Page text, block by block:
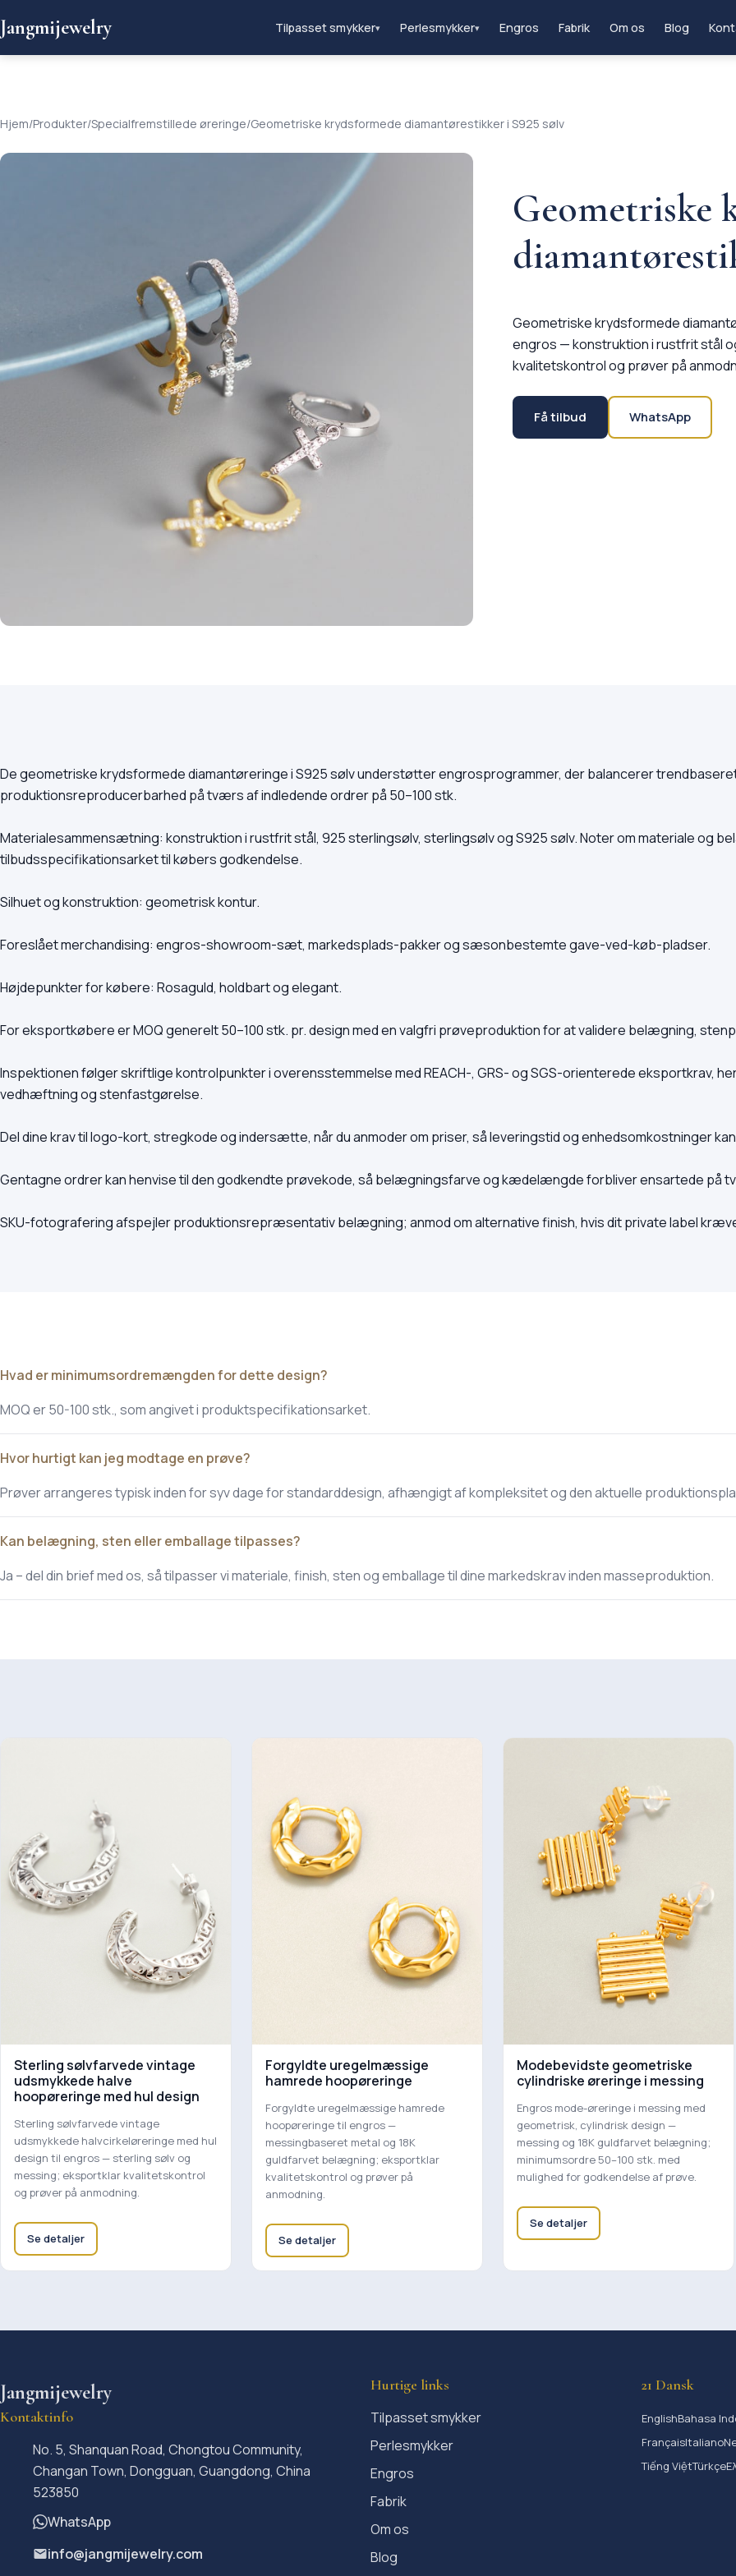
Jangmijewelry Tilpasset smykker▾ Perlesmykker▾ Engros Fabrik Om os Blog
Hjem/Produkter/Specialfremstillede øreringe/Geometriske krydsformede diamantørestikker i S925 sølv
Geometriske
Geometriske krydsformede
engros — konstruktion i rustfrit stål
kvalitetskontrol og prøver på
Få tilbud WhatsApp
De geometriske krydsformede diamantøreringe i S925 sølv understøtter engrosprogrammer, der balancerer
produktionsreproducerbarhed på tværs af indledende ordrer på 50–100 stk.
Materialesammensætning: konstruktion i rustfrit stål, 925 sterlingsølv, sterlingsølv og S925 sølv. Noter om materiale og
tilbudsspecifikationsarket til købers godkendelse.
Silhuet og konstruktion: geometrisk kontur.
Foreslået merchandising: engros-showroom-sæt, markedsplads-pakker og sæsonbestemte gave-ved-køb-pladser.
Højdepunkter for købere: Rosaguld, holdbart og elegant.
For eksportkøbere er MOQ generelt 50–100 stk. pr. design med en valgfri prøveproduktion for at validere belægning,
Inspektionen følger skriftlige kontrolpunkter i overensstemmelse med REACH-, GRS- og SGS-orienterede eksportkrav,
vedhæftning og stenfastgørelse.
Del dine krav til logo-kort, stregkode og indersætte, når du anmoder om priser, så leveringstid og enhedsomkostninger
Gentagne ordrer kan henvise til den godkendte prøvekode, så belægningsfarve og kædelængde forbliver ensartede på
SKU-fotografering afspejler produktionsrepræsentativ belægning; anmod om alternative finish, hvis dit private label
Hvad er minimumsordremængden for dette design?
MOQ er 50-100 stk., som angivet i produktspecifikationsarket.
Hvor hurtigt kan jeg modtage en prøve?
Prøver arrangeres typisk inden for syv dage for standarddesign, afhængigt af kompleksitet og den aktuelle
Kan belægning, sten eller emballage tilpasses?
Ja – del din brief med os, så tilpasser vi materiale, finish, sten og emballage til dine markedskrav inden masseproduktion.
Sterling sølvfarvede vintage
udsmykkede halve
hoopøreringe med hul design
Sterling sølvfarvede vintage
udsmykkede halvcirkeløreringe med hul
design til engros — sterling sølv og
messing; eksportklar kvalitetskontrol
og prøver på anmodning.
Se detaljer
Forgyldte uregelmæssige
hamrede hoopøreringe
Forgyldte uregelmæssige hamrede
hoopøreringe til engros —
messingbaseret metal og 18K
guldfarvet belægning; eksportklar
kvalitetskontrol og prøver på
anmodning.
Se detaljer
Modebevidste geometriske
cylindriske øreringe i messing
Engros mode-øreringe i messing med
geometrisk, cylindrisk design —
messing og 18K guldfarvet belægning;
minimumsordre 50–100 stk. med
mulighed for godkendelse af prøve.
Se detaljer
Jangmijewelry
Kontaktinfo
No. 5, Shanquan Road, Chongtou Community,
Changan Town, Dongguan, Guangdong, China
523850
WhatsApp
info@jangmijewelry.com
Hurtige links
Tilpasset smykker
Perlesmykker
Engros
Fabrik
Om os
Blog
21 Dansk
EnglishBahasa
FrançaisItaliano
Tiếng ViệtTürkçe